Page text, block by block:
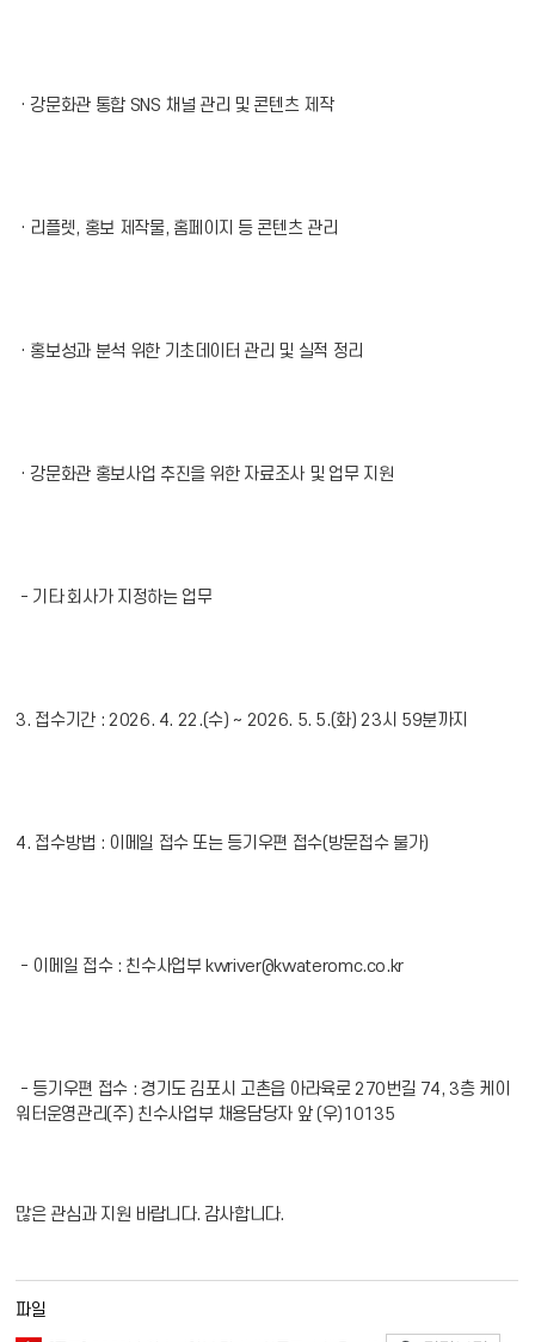
· 강문화관 통합 SNS 채널 관리 및 콘텐츠 제작
· 리플렛, 홍보 제작물, 홈페이지 등 콘텐츠 관리
· 홍보성과 분석 위한 기초데이터 관리 및 실적 정리
· 강문화관 홍보사업 추진을 위한 자료조사 및 업무 지원
- 기타 회사가 지정하는 업무
3. 접수기간 : 2026. 4. 22.(수) ~ 2026. 5. 5.(화) 23시 59분까지
4. 접수방법 : 이메일 접수 또는 등기우편 접수(방문접수 불가)
- 이메일 접수 : 친수사업부 kwriver@kwateromc.co.kr
- 등기우편 접수 : 경기도 김포시 고촌읍 아라육로 270번길 74, 3층 케이
워터운영관리(주) 친수사업부 채용담당자 앞 (우)10135
많은 관심과 지원 바랍니다. 감사합니다.
파일